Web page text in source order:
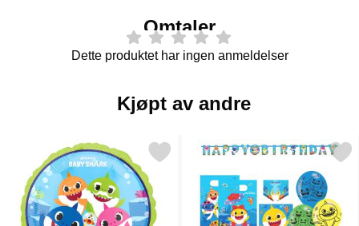
Omtaler
Dette produktet har ingen anmeldelser
Kjøpt av andre
Merk rund Folieballong Baby Shark Party som favoritt
Merk baby Shark